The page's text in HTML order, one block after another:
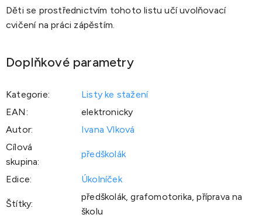
Děti se prostřednictvím tohoto listu učí uvolňovací
cvičení na práci zápěstím.
Doplňkové parametry
Kategorie:
Listy ke stažení
EAN:
elektronicky
Autor:
Ivana Vlková
Cílová
skupina:
předškolák
Edice: Úkolníček
Štítky:
předškolák, grafomotorika, příprava na
školu